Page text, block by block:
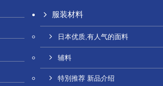
服装材料
日本优质,有人气的面料
辅料
特別推荐 新品介绍